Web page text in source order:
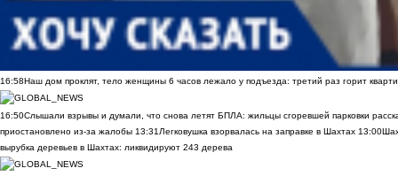
16:58Наш дом проклят, тело женщины 6 часов лежало у подъезда: третий раз горит
16:50Слышали взрывы и думали, что снова летят БПЛА: жильцы сгоревшей парковки
приостановлено из-за жалобы 13:31Легковушка взорвалась на заправке в Шахтах 13:00
вырубка деревьев в Шахтах: ликвидируют 243 дерева